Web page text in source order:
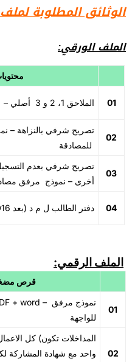
الوثائق المطلوبة
:الملف الورقي
– الملاحق 1، 2 و 3 أصلي – نموذج مرفق 01
02
تصريح شرفي بعدم
أخرى – نموذج مرفق
03
دفتر الطالب ل م د (بعد 2016) – مؤشر وممضي 04
:الملف الرقمي
02 قرص
للواجهة
01
02